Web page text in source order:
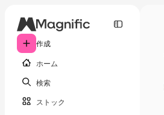
作成
ホーム
検索
ストック